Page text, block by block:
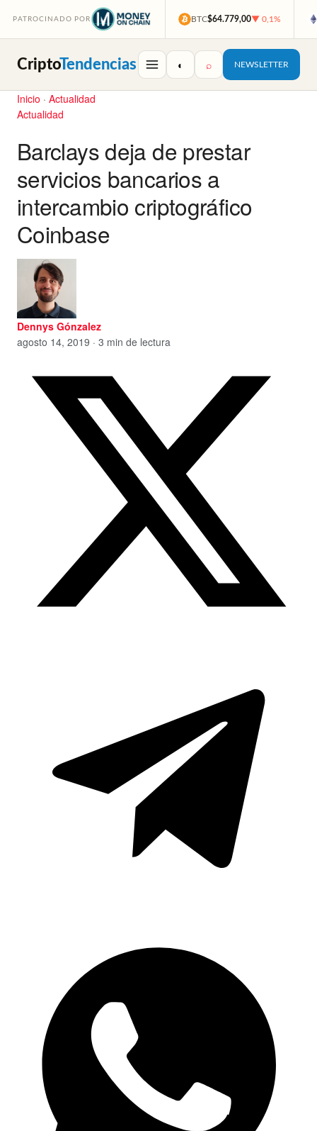
PATROCINADO POR BTC$64.779,00▼ 0,1%
CriptoTendencias ◐ ⌕ NEWSLETTER
Inicio · Actualidad
Actualidad
Barclays deja de prestar
servicios bancarios a
intercambio criptográfico
Coinbase
Dennys Gónzalez
agosto 14, 2019 · 3 min de lectura